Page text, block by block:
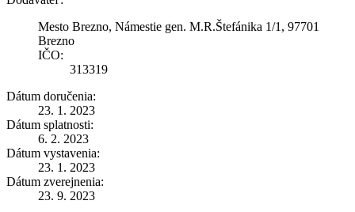
Mesto Brezno, Námestie gen. M.R.Štefánika 1/1, 97701
Brezno
IČO:
313319
Dátum doručenia:
23. 1. 2023
Dátum splatnosti:
6. 2. 2023
Dátum vystavenia:
23. 1. 2023
Dátum zverejnenia:
23. 9. 2023